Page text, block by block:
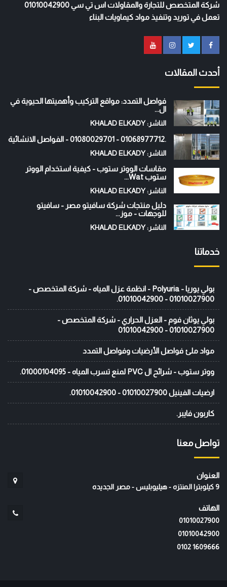
شركة المتخصص للتجارة والمقاولات اس تي سي 01010042900
تعمل في توريد وتنفيذ مواد كيماويات البناء
أحدث المقالات
فواصل التمدد: مواقع التركيب وأهميتها الحيوية في
ال...
الناشر: KHALAD ELKADY
.01068977712 - 01080029701 - الفواصل الانشائية
الناشر: KHALAD ELKADY
مقاسات الووتر ستوب - كيفية استخدام الووتر
ستوب Wat...
الناشر: KHALAD ELKADY
دليل منتجات شركة سافيتو مصر - سافيتو
للوجهات - موز...
الناشر: KHALAD ELKADY
خدماتنا
بولي يوريا - Polyuria - انظمة عزل المياه - شركة المتخصص -
01010027900 - 01010042900.
بولي يوثان فوم - العزل الحراري - شركة المتخصص -
01010027900 - 01010042900
مواد ملئ فواصل الأرضيات وفواصل التمدد
ووتر ستوب - شرائح ال PVC لمنع تسرب المياه - 01000104095.
ارضيات الفينيل 01010027900 - 01010042900.
كاربون فايبر.
تواصل معنا
العنوان
9 كيلوبترا المنتزه - هيليوبليس - مصر الجديده
الهاتف
01010027900
01010042900
‭0102 1609666‬